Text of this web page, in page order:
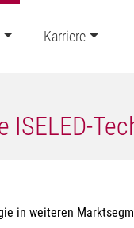
Karriere
in weiteren